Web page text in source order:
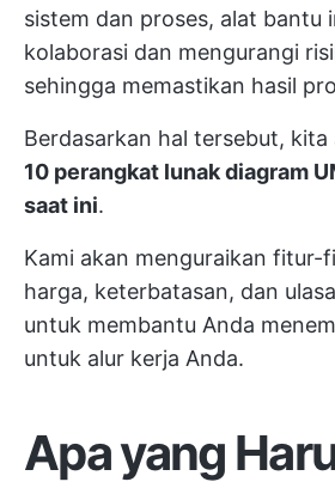
sistem dan proses, alat bantu
kolaborasi dan mengurangi
sehingga memastikan hasil
Berdasarkan hal tersebut, kita
10 perangkat lunak diagram
saat ini.
Kami akan menguraikan fitur-
harga, keterbatasan, dan
untuk membantu Anda
untuk alur kerja Anda.
Apa yang